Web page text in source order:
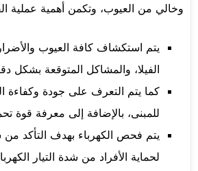
وخالي من العيوب، وتكمن أهمية عملية
يتم استكشاف كافة العيوب
الفيلا، والمشاكل المتوقعة بشكل
كما يتم التعرف على جودة وكفاءة
للمبنى، بالإضافة إلى معرفة قوة
يتم فحص الكهرباء بهدف التأكد من
لحماية الأفراد من شدة التيار